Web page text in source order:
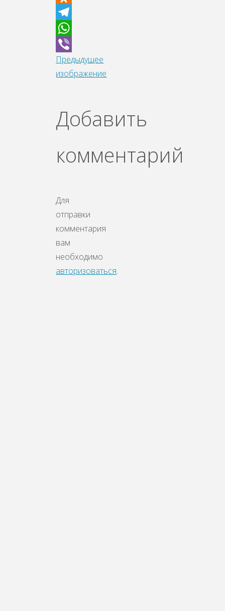
Odnoklassniki
Telegram
WhatsApp
Viber
Предыдущее
изображение
Добавить
комментарий
Для
отправки
комментария
вам
необходимо
авторизоваться.